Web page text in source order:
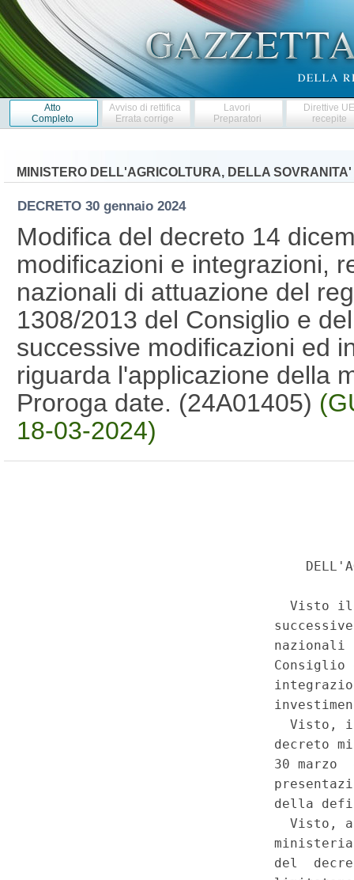
Atto
Completo
Avviso di rettifica
Errata corrige
Lavori
Preparatori
Direttive
recepite
MINISTERO DELL'AGRICOLTURA, DELLA
DECRETO 30 gennaio 2024
Modifica del decreto 14
modificazioni e integrazioni,
nazionali di attuazione del
1308/2013 del Consiglio e
successive modificazioni ed
riguarda l'applicazione della
Proroga date. (24A01405)
18-03-2024)